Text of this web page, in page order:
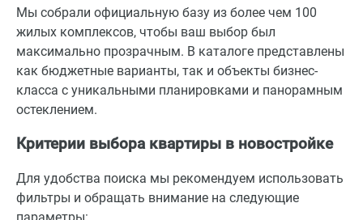
Мы собрали официальную базу из более чем 100
жилых комплексов, чтобы ваш выбор был
максимально прозрачным. В каталоге представлены
как бюджетные варианты, так и объекты бизнес-
класса с уникальными планировками и панорамным
остеклением.
Критерии выбора квартиры в новостройке
Для удобства поиска мы рекомендуем использовать
фильтры и обращать внимание на следующие